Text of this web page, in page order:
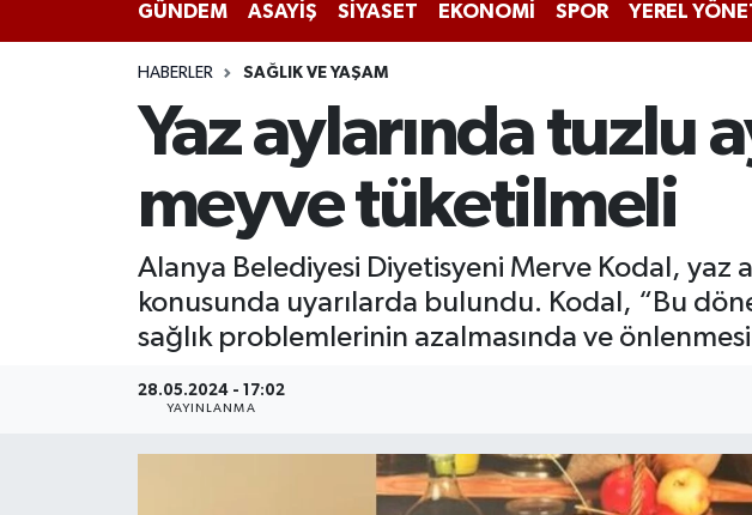
GÜNDEM ASAYİŞ SİYASET EKONOMİ SPOR YEREL
HABERLER SAĞLIK VE YAŞAM
Yaz aylarında tuzlu
meyve tüketilmeli
Alanya Belediyesi Diyetisyeni Merve Kodal,
konusunda uyarılarda bulundu. Kodal, “Bu
sağlık problemlerinin azalmasında ve
28.05.2024 - 17:02
YAYINLANMA